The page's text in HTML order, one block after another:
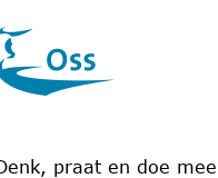
pagina
praat en doe mee